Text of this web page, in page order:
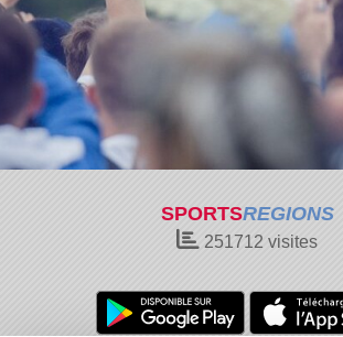
SPORTSREGIONS
251712 visites